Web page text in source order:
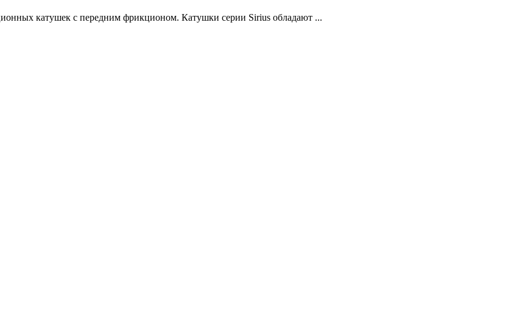
катушек с передним фрикционом. Катушки серии Sirius обладают ...